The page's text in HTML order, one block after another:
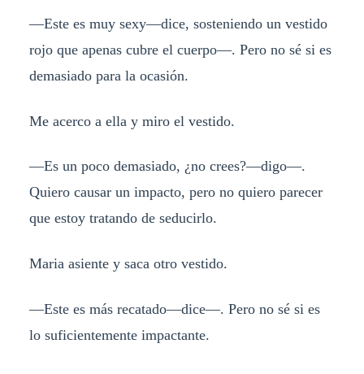
—Este es muy sexy—dice, sosteniendo un vestido
rojo que apenas cubre el cuerpo—. Pero no sé si es
demasiado para la ocasión.
Me acerco a ella y miro el vestido.
—Es un poco demasiado, ¿no crees?—digo—.
Quiero causar un impacto, pero no quiero parecer
que estoy tratando de seducirlo.
Maria asiente y saca otro vestido.
—Este es más recatado—dice—. Pero no sé si es
lo suficientemente impactante.